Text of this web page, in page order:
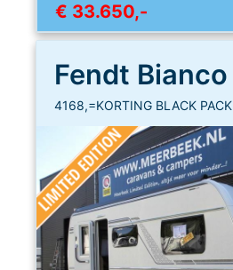
€ 33.650,-
4168,=KORTING BLACK PACK